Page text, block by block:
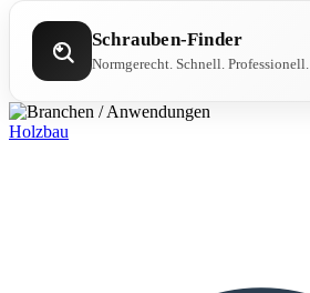
Schrauben-Finder
Normgerecht. Schnell. Professionell.
Holzbau